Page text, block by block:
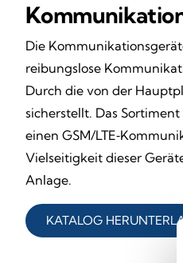
Die
reibungslose
Durch die von der
sicherstellt. Das
einen GSM/
Vielseitigkeit dieser
Anlage.
KATALOG